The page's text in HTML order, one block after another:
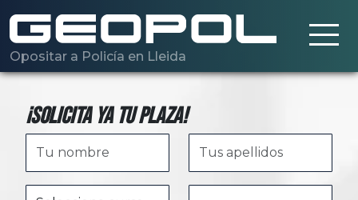
Opositar a Policía en Lleida
¡Solicita ya tu plaza!